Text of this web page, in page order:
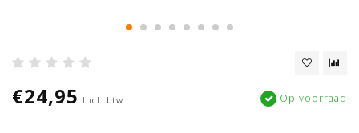
€24,95 Incl. btw Op voorraad